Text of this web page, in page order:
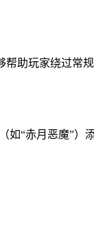
助玩家绕过常
“赤月恶魔”）